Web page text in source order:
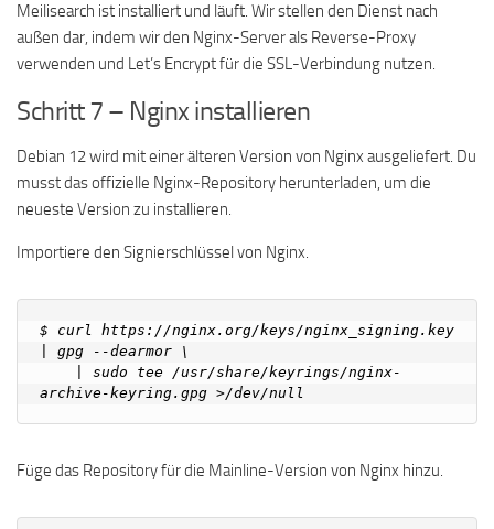
Meilisearch ist installiert und läuft. Wir stellen den Dienst nach
außen dar, indem wir den Nginx-Server als Reverse-Proxy
verwenden und Let’s Encrypt für die SSL-Verbindung nutzen.
Schritt 7 – Nginx installieren
Debian 12 wird mit einer älteren Version von Nginx ausgeliefert. Du
musst das offizielle Nginx-Repository herunterladen, um die
neueste Version zu installieren.
Importiere den Signierschlüssel von Nginx.
$ curl https://nginx.org/keys/nginx_signing.key
| gpg --dearmor \
Füge das Repository für die Mainline-Version von Nginx hinzu.